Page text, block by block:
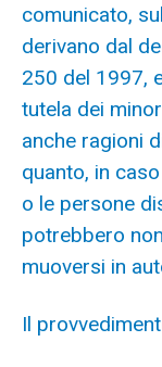
comunicato,
derivano dal
250 del 1997,
tutela dei
anche ragioni
quanto, in
o le persone
potrebbero
muoversi in
Il